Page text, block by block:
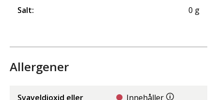
Salt: 0 g
Allergener
Svaveldioxid eller
Innehåller